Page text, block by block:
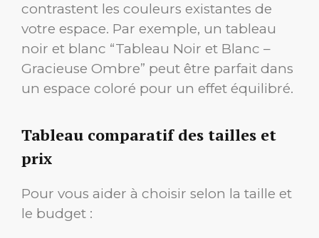
contrastent les couleurs existantes de
votre espace. Par exemple, un tableau
noir et blanc “Tableau Noir et Blanc –
Gracieuse Ombre” peut être parfait dans
un espace coloré pour un effet équilibré.
Tableau comparatif des tailles et
prix
Pour vous aider à choisir selon la taille et
le budget :